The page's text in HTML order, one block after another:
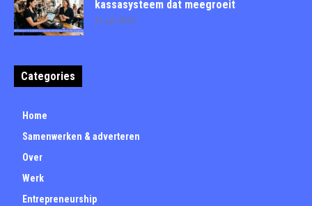
kassasysteem dat meegroeit
31 juli 2026
Categories
Home
Samenwerken & adverteren
Over
Werk
Entrepreneurship